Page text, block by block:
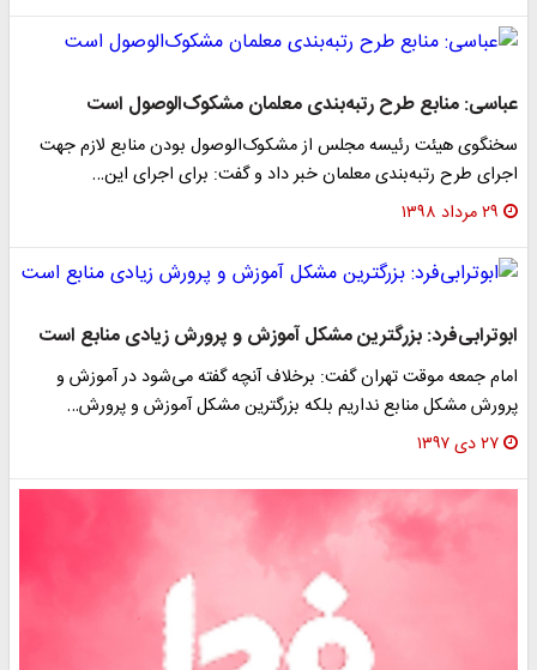
عباسی: منابع طرح رتبه‌بندی معلمان مشکوک‌الوصول است‌
سخنگوی هیئت رئیسه مجلس از مشکوک‌الوصول بودن منابع لازم جهت
اجرای طرح رتبه‌بندی معلمان خبر داد و گفت: برای اجرای این…
۲۹ مرداد ۱۳۹۸
ابوترابی‌فرد: بزرگترین مشکل آموزش و پرورش زیادی منابع است
امام جمعه موقت تهران گفت: برخلاف آنچه گفته می‌شود در آموزش و
پرورش مشکل منابع نداریم بلکه بزرگترین مشکل آموزش و پرورش…
۲۷ دی ۱۳۹۷